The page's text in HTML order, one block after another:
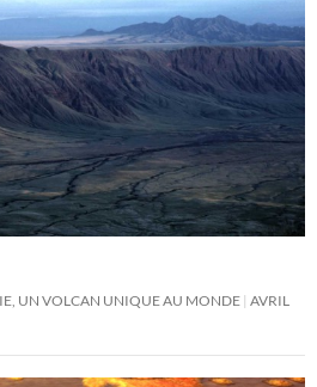
UN VOLCAN UNIQUE AU MONDE AVRIL